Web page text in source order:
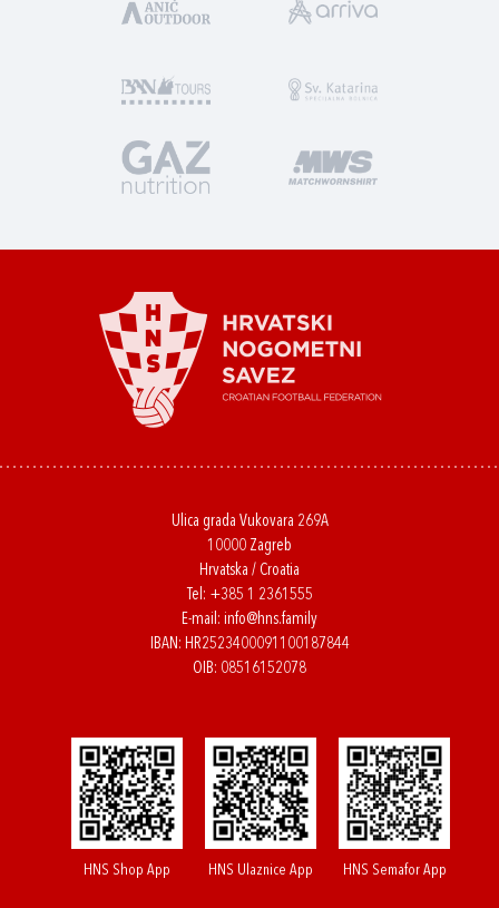
Ulica grada Vukovara 269A
10000 Zagreb
Hrvatska / Croatia
Tel: +385 1 2361555
E-mail: info@hns.family
IBAN: HR2523400091100187844
OIB: 08516152078
HNS Shop App HNS Ulaznice App HNS Semafor App